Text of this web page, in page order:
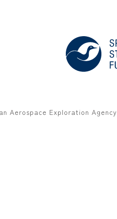
Aerospace Exploration Agency